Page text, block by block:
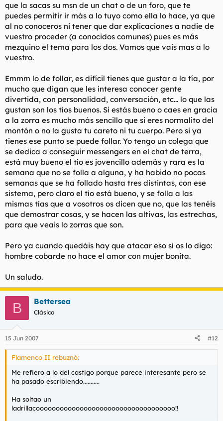
que la sacas su msn de un chat o de un foro, que te
puedes permitir ir más a lo tuyo como ella lo hace, ya que
al no conoceros ni tener que dar explicaciones a nadie de
vuestro proceder (a conocidos comunes) pues es más
mezquino el tema para los dos. Vamos que vais mas a lo
vuestro.
Emmm lo de follar, es difícil tienes que gustar a la tía, por
mucho que digan que les interesa conocer gente
divertida, con personalidad, conversación, etc... lo que las
gustan son los tíos buenos. Si estás bueno o caes en gracia
a la zorra es mucho más sencillo que si eres normalito del
montón o no la gusta tu careto ni tu cuerpo. Pero si ya
tienes ese punto se puede follar. Yo tengo un colega que
se dedica a conseguir messengers en el chat de terra,
está muy bueno el tío es jovencillo además y rara es la
semana que no se folla a alguna, y ha habido no pocas
semanas que se ha follado hasta tres distintas, con ese
sistema, pero claro el tío está bueno, y se folla a las
mismas tías que a vosotros os dicen que no, que las tenéis
que demostrar cosas, y se hacen las altivas, las estrechas,
para que veais lo zorras que son.
Pero ya cuando quedáis hay que atacar eso sí os lo digo:
hombre cobarde no hace el amor con mujer bonita.
Un saludo.
B Bettersea
Clásico
15 Jun 2007 #12
Flamenco II rebuznó:
Me refiero a lo del castigo porque parece interesante pero se
ha pasado escribiendo...........
Ha soltao un
ladrillacooooooooooooooooooooooooooooooooooo!!